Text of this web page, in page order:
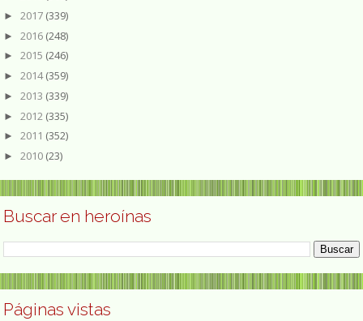
► 2017 (339)
► 2016 (248)
► 2015 (246)
► 2014(359)
► 2013 (339)
► 2012 (335)
► 2011 (352)
► 2010 (23)
Buscar en heroínas
Páginas vistas